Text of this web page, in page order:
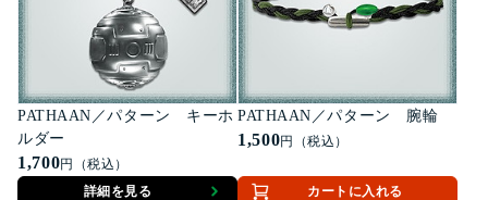
PATHAAN／パターン キーホ
ルダー
1,700円（税込）
詳細を見る
PATHAAN／パターン 腕輪
1,500円（税込）
カートに入れる